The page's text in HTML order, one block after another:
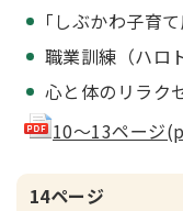
｢しぶかわ子育
職業訓練（ハロ
心と体のリラク
10～13ページ
14ページ